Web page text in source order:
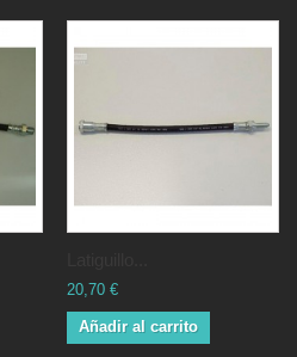
20,70 €
Añadir al carrito